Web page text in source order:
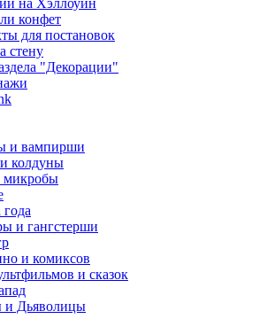
на Хэллоуин
конфет
для постановок
стену
"Декорации"
и вампирши
колдуны
микробы
и гангстерши
и комиксов
и сказок
и Дьяволицы